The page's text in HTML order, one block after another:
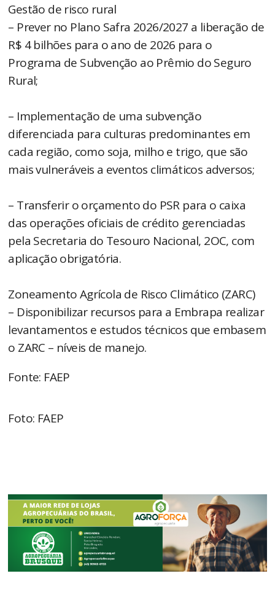
Gestão de risco rural
– Prever no Plano Safra 2026/2027 a liberação de
R$ 4 bilhões para o ano de 2026 para o
Programa de Subvenção ao Prêmio do Seguro
Rural;
– Implementação de uma subvenção
diferenciada para culturas predominantes em
cada região, como soja, milho e trigo, que são
mais vulneráveis a eventos climáticos adversos;
– Transferir o orçamento do PSR para o caixa
das operações oficiais de crédito gerenciadas
pela Secretaria do Tesouro Nacional, 2OC, com
aplicação obrigatória.
Zoneamento Agrícola de Risco Climático (ZARC)
– Disponibilizar recursos para a Embrapa realizar
levantamentos e estudos técnicos que embasem
o ZARC – níveis de manejo.
Fonte: FAEP
Foto: FAEP